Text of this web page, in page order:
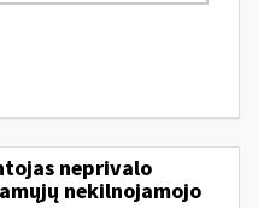
neprivalo
nekilnojamojo